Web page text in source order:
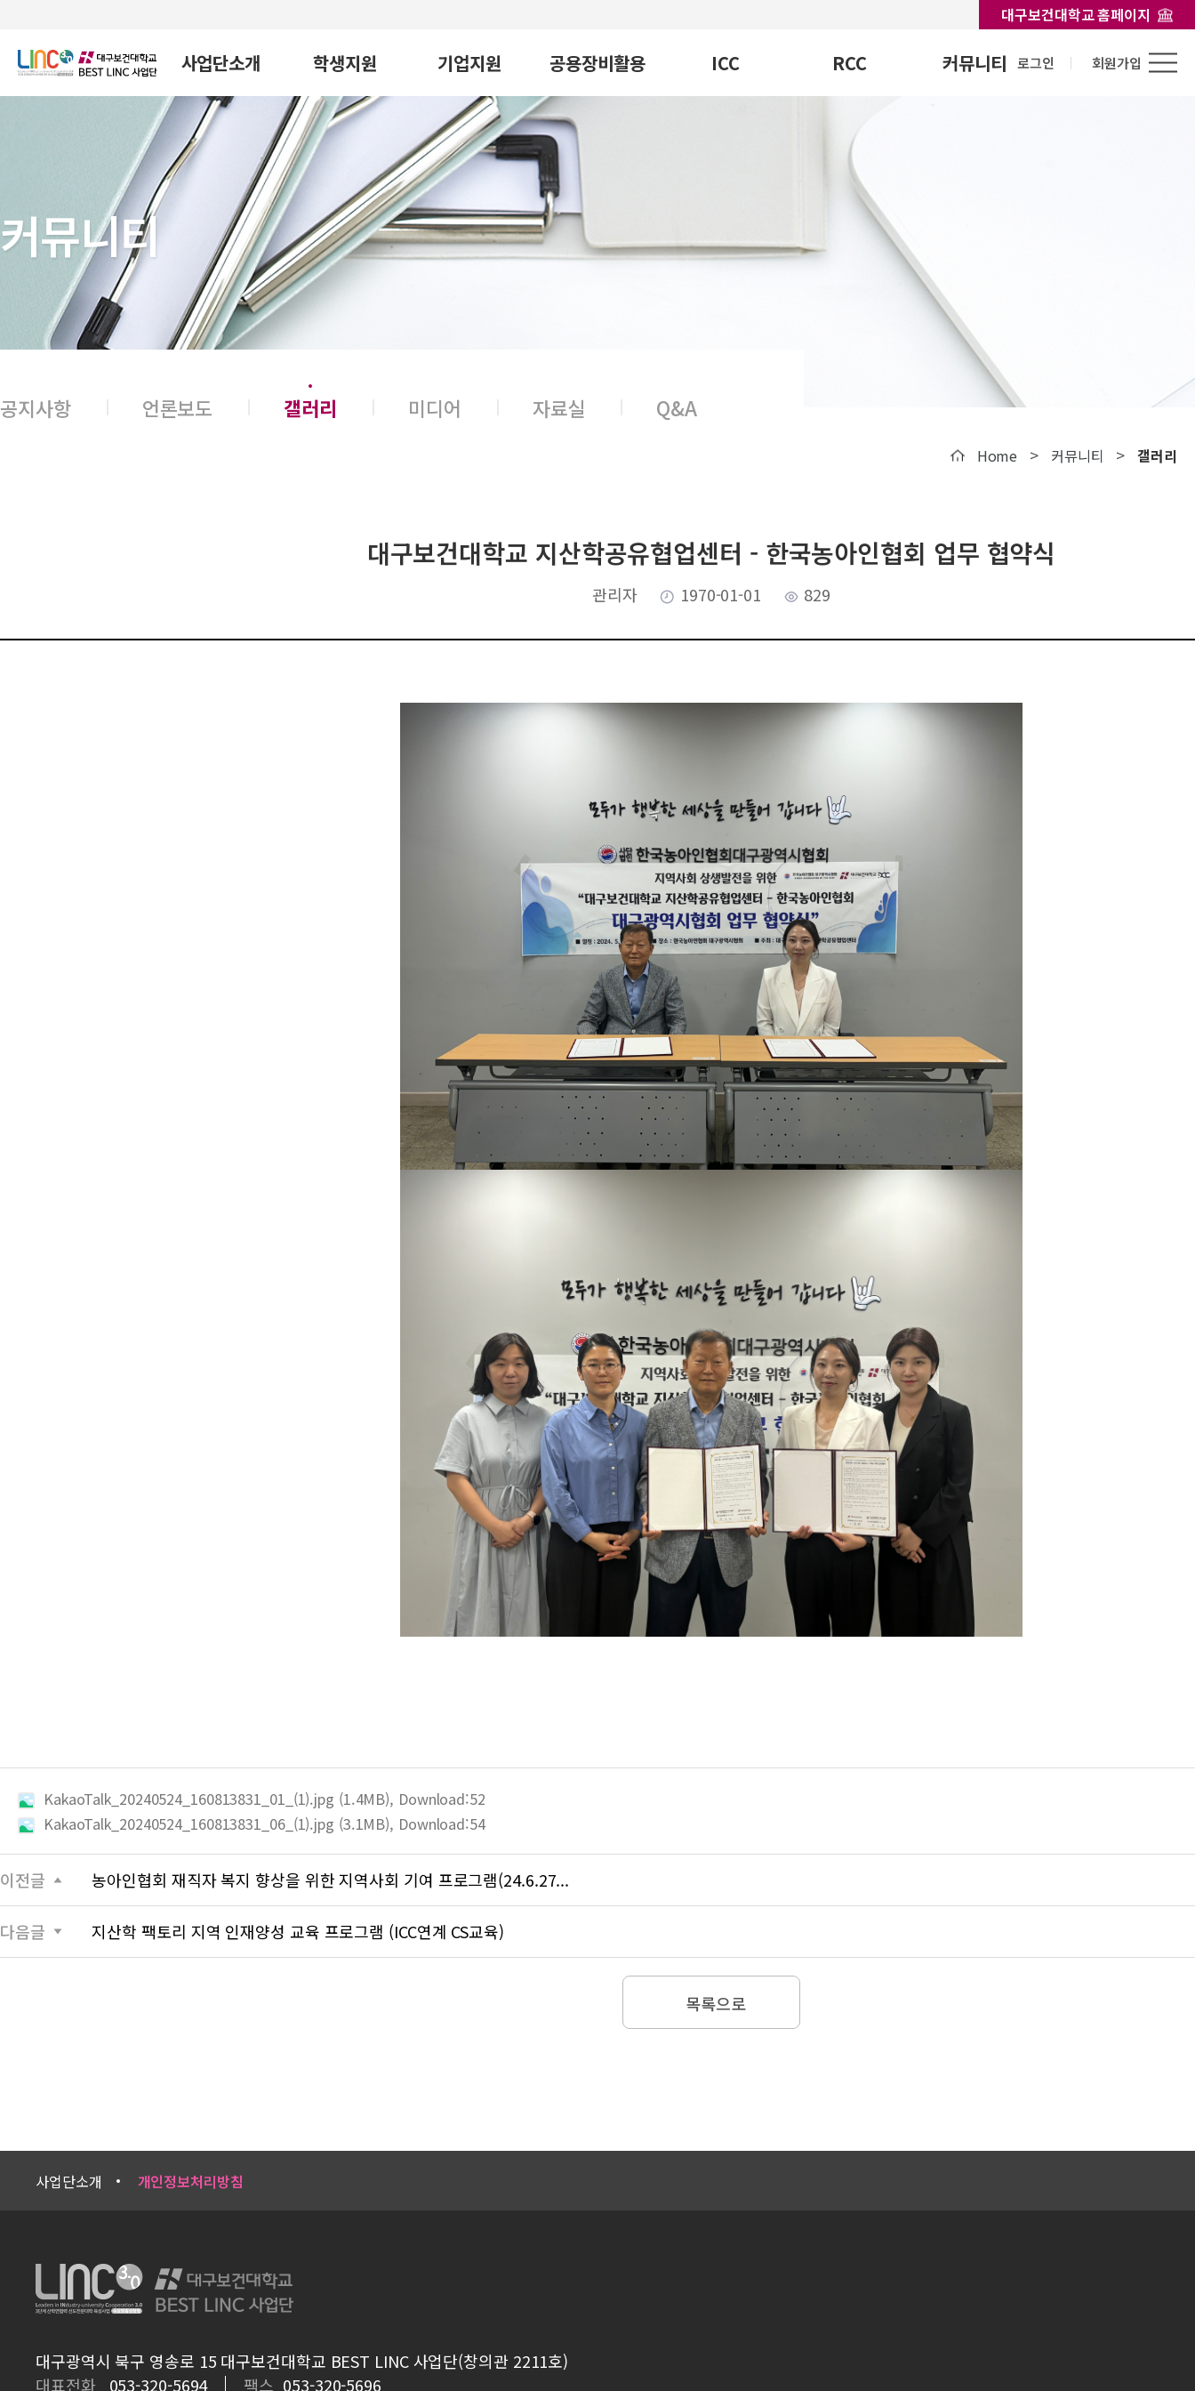
대구보건대학교 홈페이지
사업단소개 학생지원 기업지원 공용장비활용 ICC RCC 커뮤니티 로그인 회원가입
커뮤니티
공지사항 언론보도 갤러리 미디어 자료실 Q&A
Home > 커뮤니티 > 갤러리
대구보건대학교 지산학공유협업센터 - 한국농아인협회 업무 협약식
관리자 1970-01-01 829
KakaoTalk_20240524_160813831_01_(1).jpg (1.4MB), Download:52
KakaoTalk_20240524_160813831_06_(1).jpg (3.1MB), Download:54
이전글 농아인협회 재직자 복지 향상을 위한 지역사회 기여 프로그램(24.6.27...
다음글 지산학 팩토리 지역 인재양성 교육 프로그램 (ICC연계 CS교육)
목록으로
사업단소개 개인정보처리방침
대구광역시 북구 영송로 15 대구보건대학교 BEST LINC 사업단(창의관 2211호)
대표전화
053-320-5694 팩스 053-320-5696